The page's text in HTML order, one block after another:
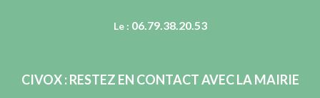
Le : 06.79.38.20.53
CIVOX : RESTEZ EN CONTACT AVEC LA MAIRIE